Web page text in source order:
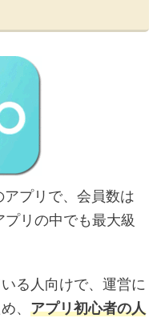
プリで、会員数は
リの中でも最大級
る人向けで、運営に
、 アプリ初心者の人